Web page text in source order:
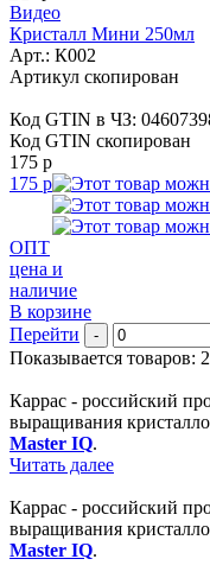
Видео
Кристалл Мини 250мл
Арт.: К002
Артикул скопирован
Код GTIN в ЧЗ:
Код GTIN скопирован
175 р
175 р
ОПТ
цена и
наличие
В корзине
Перейти
-
Показывается товаров:
Каррас - российский
выращивания
Master IQ.
Читать далее
Каррас - российский
выращивания
Master IQ.